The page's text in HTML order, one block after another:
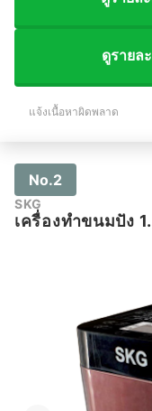
ดูรายล
แจ้งเนื้อหาผิดพลาด
No.2
SKG
เครื่องทำขนมปัง